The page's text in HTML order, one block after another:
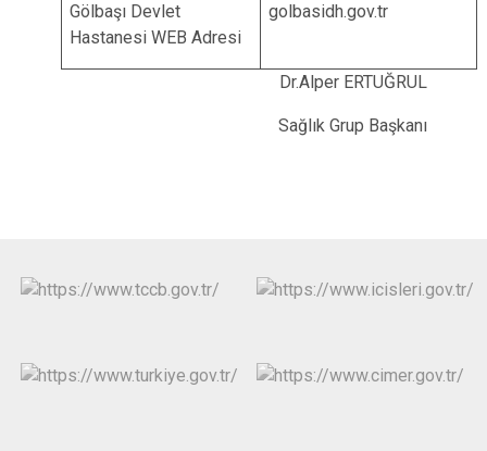
Gölbaşı Devlet
Hastanesi WEB Adresi
golbasidh.gov.tr
Dr.Alper ERTUĞRUL
Sağlık Grup Başkanı